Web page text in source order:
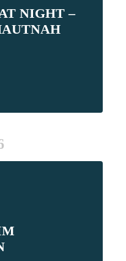
NIGHT –